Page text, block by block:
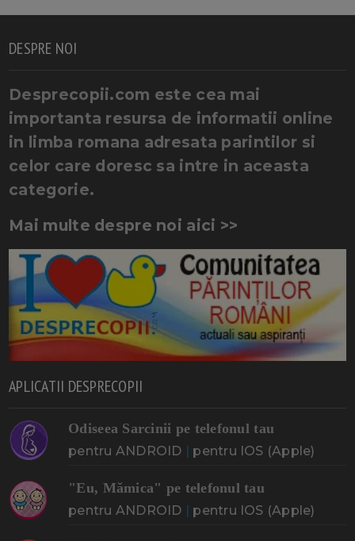
DESPRE NOI
Desprecopii.com este cea mai
importanta resursa de informatii online
in limba romana adresata parintilor si
celor care doresc sa intre in aceasta
categorie.
Mai multe despre noi aici >>
APLICATII DESPRECOPII
Odiseea Sarcinii pe telefonul tau
pentru ANDROID pentru IOS (Apple)
"Eu, Mămica" pe telefonul tau
pentru ANDROID pentru IOS (Apple)